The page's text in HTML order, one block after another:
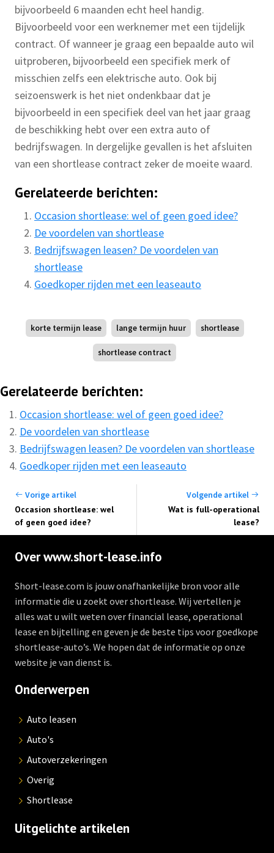
bijvoorbeeld 6 maanden echt heel handig.
Bijvoorbeeld voor een werknemer met een tijdelijk
contract. Of wanneer je graag een bepaalde auto wil
uitproberen, bijvoorbeeld een specifiek merk of
misschien zelfs een elektrische auto. Ook bij
seizoenswerk is het niet ondenkbaar dat je
bijvoorbeeld in een specifiek deel van het jaar graag
de beschikking hebt over een extra auto of
bedrijfswagen. In dergelijke gevallen is het afsluiten
van een shortlease contract zeker de moeite waard.
Gerelateerde berichten:
Occasion shortlease: wel of geen goed idee?
De voordelen van shortlease
Bedrijfswagen leasen? De voordelen van
shortlease
Goedkoper rijden met een leaseauto
korte termijn lease lange termijn huur shortlease
shortlease contract
Gerelateerde berichten:
Occasion shortlease: wel of geen goed idee?
De voordelen van shortlease
Bedrijfswagen leasen? De voordelen van shortlease
Goedkoper rijden met een leaseauto
Vorige artikel
Occasion shortlease: wel
of geen goed idee?
Volgende artikel
Wat is full-operational
lease?
Over www.short-lease.info
Short-lease.com is jouw onafhankelijke bron voor alle
informatie die u zoekt over shortlease. Wij vertellen je
alles wat u wilt weten over financial lease, operational
lease en bijtelling en geven je de beste tips voor goedkope
shortlease-auto’s. We hopen dat de informatie op onze
website je van dienst is.
Onderwerpen
Auto leasen
Auto's
Autoverzekeringen
Overig
Shortlease
Uitgelichte artikelen